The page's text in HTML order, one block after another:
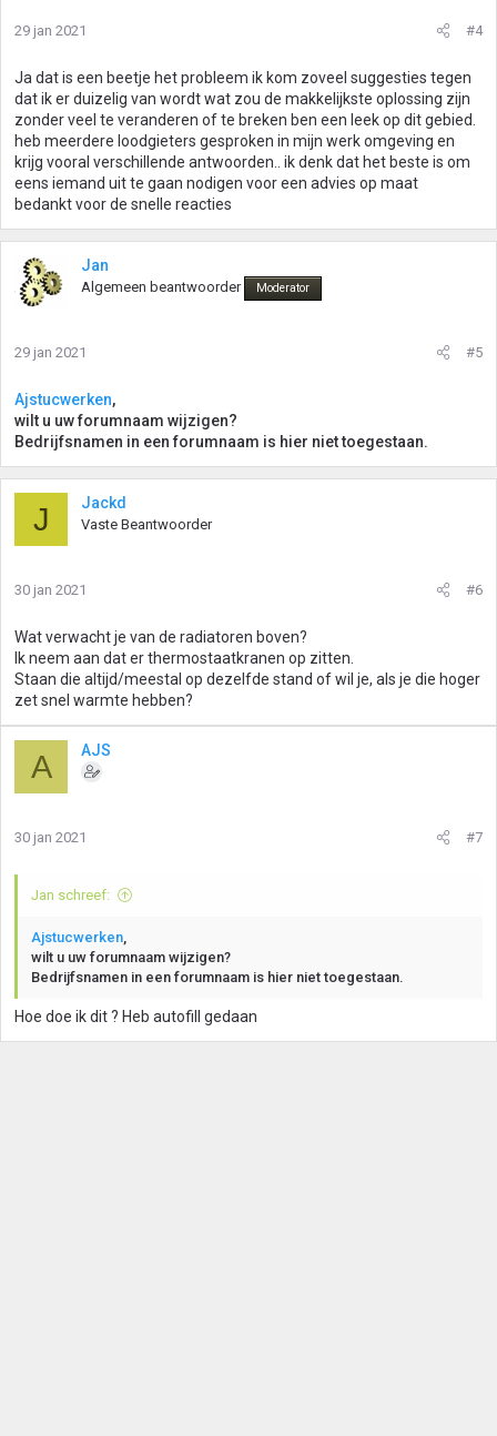
29 jan 2021 #4
Ja dat is een beetje het probleem ik kom zoveel suggesties tegen
dat ik er duizelig van wordt wat zou de makkelijkste oplossing zijn
zonder veel te veranderen of te breken ben een leek op dit gebied.
heb meerdere loodgieters gesproken in mijn werk omgeving en
krijg vooral verschillende antwoorden.. ik denk dat het beste is om
eens iemand uit te gaan nodigen voor een advies op maat
bedankt voor de snelle reacties
Jan
Algemeen beantwoorder Moderator
29 jan 2021 #5
Ajstucwerken,
wilt u uw forumnaam wijzigen?
Bedrijfsnamen in een forumnaam is hier niet toegestaan.
J Jackd
Vaste Beantwoorder
30 jan 2021 #6
Wat verwacht je van de radiatoren boven?
Ik neem aan dat er thermostaatkranen op zitten.
Staan die altijd/meestal op dezelfde stand of wil je, als je die hoger
zet snel warmte hebben?
A AJS
30 jan 2021 #7
Jan schreef:
Ajstucwerken,
wilt u uw forumnaam wijzigen?
Bedrijfsnamen in een forumnaam is hier niet toegestaan.
Hoe doe ik dit ? Heb autofill gedaan